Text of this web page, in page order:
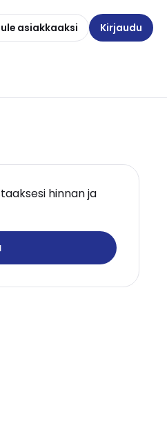
asiakkaaksi Kirjaudu
hinnan ja